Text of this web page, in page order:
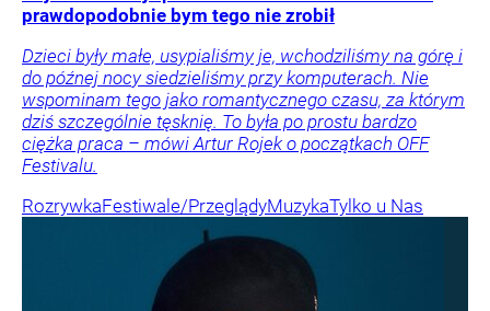
prawdopodobnie bym tego nie zrobił
Dzieci były małe, usypialiśmy je, wchodziliśmy na górę i
do późnej nocy siedzieliśmy przy komputerach. Nie
wspominam tego jako romantycznego czasu, za którym
dziś szczególnie tęsknię. To była po prostu bardzo
ciężka praca – mówi Artur Rojek o początkach OFF
Festivalu.
RozrywkaFestiwale/PrzeglądyMuzykaTylko u Nas